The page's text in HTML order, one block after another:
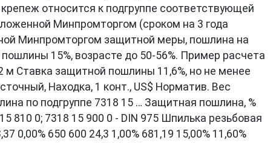
относится к подгруппе соответствующей
Минпромторгом (сроком на 3 года
Минпромторгом защитной меры, пошлина на
15%, возрасте до 50-56%. Пример расчета
Ставка защитной пошлины 11,6%, но не менее
Находка, 1 конт., US$ Норматив. Вес
по подгруппе 7318 15 … Защитная пошлина, %
0; 7318 15 900 0 - DIN 975 Шпилька резьбовая
0,00% 650 600 24,3 1,00% 681,19 15,00% 11,60%